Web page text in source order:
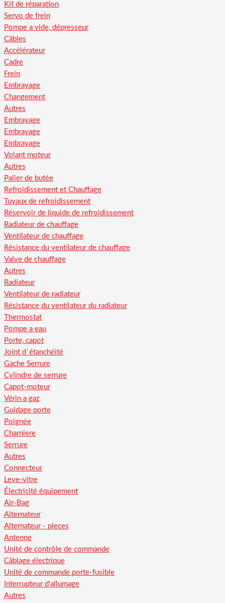
Kit de réparation
Servo de frein
Pompe a vide, dépresseur
Câbles
Accélérateur
Cadre
Frein
Embrayage
Changement
Autres
Embrayage
Embrayage
Embrayage
Volant moteur
Autres
Palier de butée
Refroidissement et Chauffage
Tuyaux de refroidissement
Réservoir de liquide de refroidissement
Radiateur de chauffage
Ventilateur de chauffage
Résistance du ventilateur de chauffage
Valve de chauffage
Autres
Radiateur
Ventilateur de radiateur
Résistance du ventilateur du radiateur
Thermostat
Pompe a eau
Porte, capot
Joint d`étanchéité
Gache Serrure
Cylindre de serrure
Capot-moteur
Vérin a gaz
Guidage porte
Poignée
Charniere
Serrure
Autres
Connecteur
Leve-vitre
Électricité équipement
Air-Bag
Alternateur
Alternateur - pieces
Antenne
Unité de contrôle de commande
Câblage électrique
Unité de commande porte-fusible
Interrupteur d'allumage
Autres